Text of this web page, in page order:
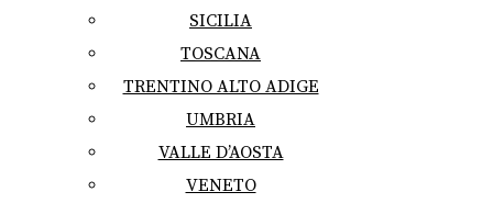
SICILIA
TOSCANA
TRENTINO ALTO ADIGE
UMBRIA
VALLE D’AOSTA
VENETO